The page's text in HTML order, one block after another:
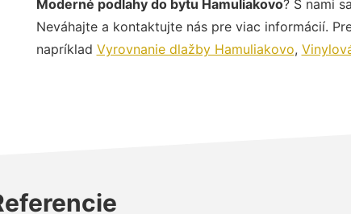
Moderné podlahy do bytu Hamuliakovo? S nami
Neváhajte a kontaktujte nás pre viac informácií.
napríklad Vyrovnanie dlažby Hamuliakovo,